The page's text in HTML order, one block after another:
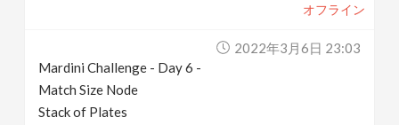
オフライン
2022年3月6日 23:03
Mardini Challenge - Day 6 -
Match Size Node
Stack of Plates